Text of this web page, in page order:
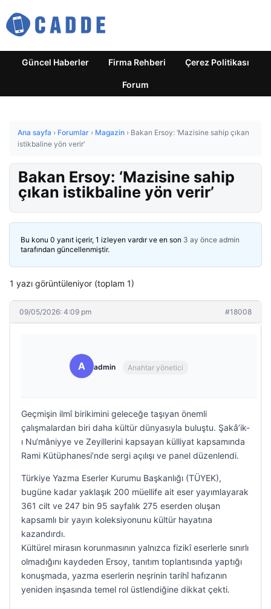
Güncel Haberler Firma Rehberi Çerez Politikası
Forum
Ana sayfa › Forumlar › Magazin › Bakan Ersoy: ‘Mazisine sahip çıkan
istikbaline yön verir’
Bakan Ersoy: ‘Mazisine sahip
çıkan istikbaline yön verir’
Bu konu 0 yanıt içerir, 1 izleyen vardır ve en son 3 ay önce admin
tarafından güncellenmiştir.
1 yazı görüntüleniyor (toplam 1)
09/05/2026: 4:09 pm #18008
A admin Anahtar yönetici
Geçmişin ilmî birikimini geleceğe taşıyan önemli
çalışmalardan biri daha kültür dünyasıyla buluştu. Şakâ’ik-
ı Nu‘mâniyye ve Zeyillerini kapsayan külliyat kapsamında
Rami Kütüphanesi’nde sergi açılışı ve panel düzenlendi.
Türkiye Yazma Eserler Kurumu Başkanlığı (TÜYEK),
bugüne kadar yaklaşık 200 müellife ait eser yayımlayarak
361 cilt ve 247 bin 95 sayfalık 275 eserden oluşan
kapsamlı bir yayın koleksiyonunu kültür hayatına
kazandırdı.
Kültürel mirasın korunmasının yalnızca fizikî eserlerle sınırlı
olmadığını kaydeden Ersoy, tanıtım toplantısında yaptığı
konuşmada, yazma eserlerin neşrinin tarihî hafızanın
yeniden inşasında temel rol üstlendiğine dikkat çekti.